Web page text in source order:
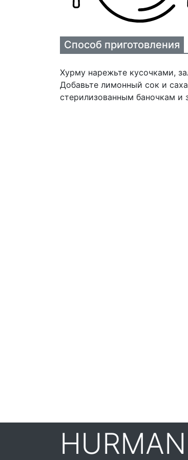
Способ приготовления
Хурму нарежьте кусочками,
Добавьте лимонный сок и
стерилизованным баночкам и
HURMAN